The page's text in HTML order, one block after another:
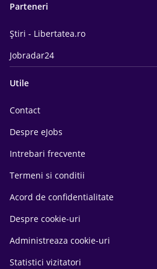
Parteneri
Știri - Libertatea.ro
Jobradar24
Utile
Contact
Despre eJobs
Intrebari frecvente
Termeni si conditii
Acord de confidentialitate
Despre cookie-uri
Administreaza cookie-uri
Statistici vizitatori